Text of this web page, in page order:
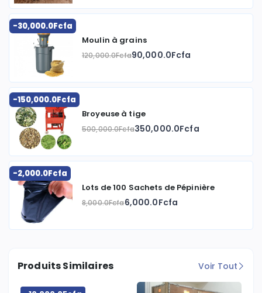
-30,000.0Fcfa
Moulin à grains
120,000.0Fcfa90,000.0Fcfa
-150,000.0Fcfa
Broyeuse à tige
500,000.0Fcfa350,000.0Fcfa
-2,000.0Fcfa
Lots de 100 Sachets de Pépinière
8,000.0Fcfa6,000.0Fcfa
Produits Similaires Voir Tout